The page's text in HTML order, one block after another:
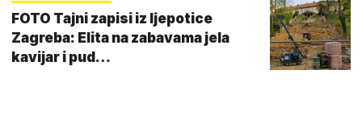
FOTO Tajni zapisi iz ljepotice
Zagreba: Elita na zabavama jela
kavijar i pud…